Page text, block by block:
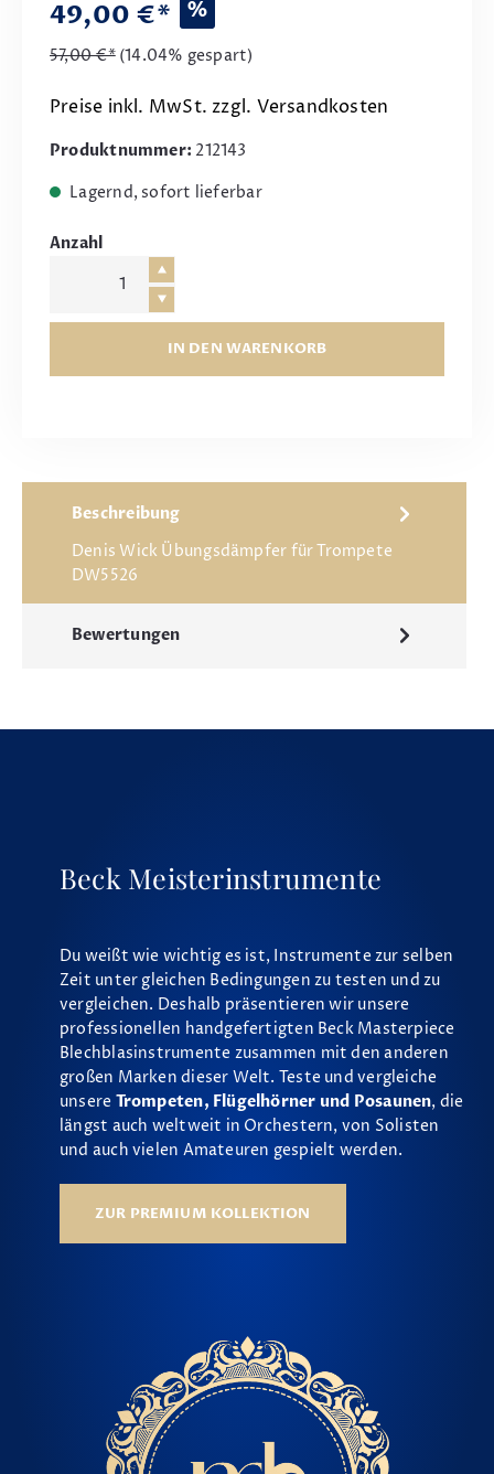
49,00 €* %
57,00 €* (14.04% gespart)
Preise inkl. MwSt. zzgl. Versandkosten
Produktnummer: 212143
Lagernd, sofort lieferbar
Anzahl
IN DEN WARENKORB
Beschreibung
Denis Wick Übungsdämpfer für Trompete
DW5526
Bewertungen
Beck Meisterinstrumente
Du weißt wie wichtig es ist, Instrumente zur selben
Zeit unter gleichen Bedingungen zu testen und zu
vergleichen. Deshalb präsentieren wir unsere
professionellen handgefertigten Beck Masterpiece
Blechblasinstrumente zusammen mit den anderen
großen Marken dieser Welt. Teste und vergleiche
unsere Trompeten, Flügelhörner und Posaunen, die
längst auch weltweit in Orchestern, von Solisten
und auch vielen Amateuren gespielt werden.
ZUR PREMIUM KOLLEKTION